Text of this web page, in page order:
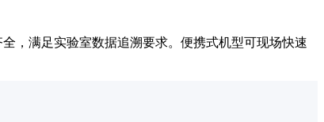
，满足实验室数据追溯要求。便携式机型可现场快速